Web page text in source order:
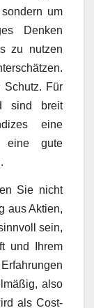
um
Denken
zu nutzen
Schutz. Für
sind breit
eine
eine gute
Sie nicht
aus Aktien,
sein,
und Ihrem
also
als Cost-